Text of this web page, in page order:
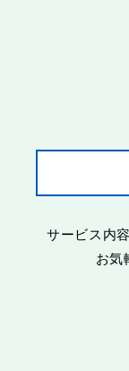
サービス内
お気